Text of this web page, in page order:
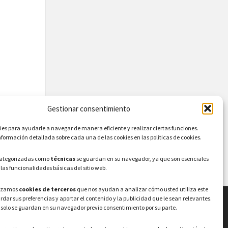
Gestionar consentimiento
para ayudarle a navegar de manera eficiente y realizar ciertas funciones.
detallada sobre cada una de las cookies en las políticas de cookies.
como técnicas se guardan en su navegador, ya que son esenciales
funcionalidades básicas del sitio web.
cookies de terceros que nos ayudan a analizar cómo usted utiliza este
sus preferencias y aportar el contenido y la publicidad que le sean relevantes.
solo se guardan en su navegador previo consentimiento por su parte.